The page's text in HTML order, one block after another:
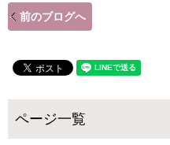
前のブログへ